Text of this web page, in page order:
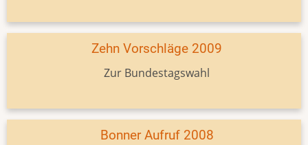
Zehn Vorschläge 2009
Zur Bundestagswahl
Bonner Aufruf 2008